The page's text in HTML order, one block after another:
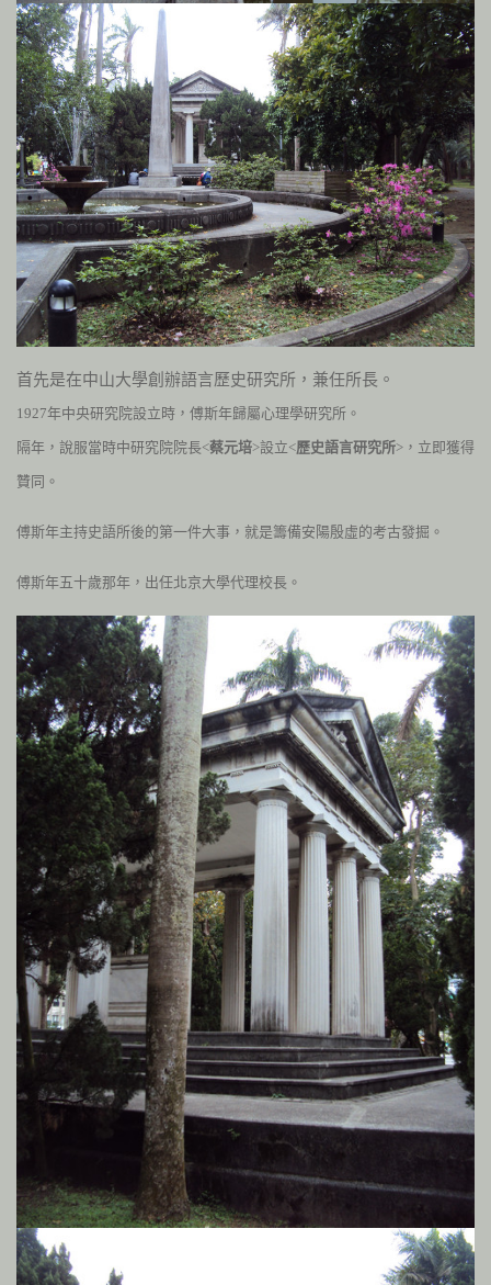
首先是在中山大學創辦語言歷史研究所，兼任所長。
1927年中央研究院設立時， 傅斯年歸屬心理學研究所。
隔年，說服當時中研究院院長<蔡元培>設立<歷史語言研究所>，立即獲得
贊同。
傅斯年主持史語所後的第一件大事，就是籌備安陽殷虛的考古發掘。
傅斯年五十歲那年，出任北京大學代理校長。